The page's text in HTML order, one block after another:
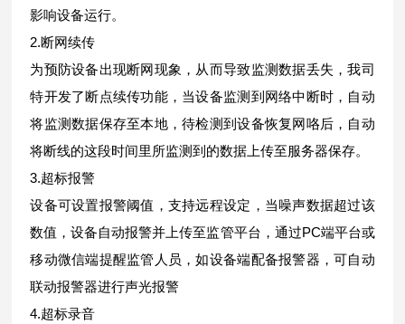
影响设备运行。
2.断网续传
为预防设备出现断网现象，从而导致监测数据丢失，我司
特开发了断点续传功能，当设备监测到网络中断时，自动
将监测数据保存至本地，待检测到设备恢复网咯后，自动
将断线的这段时间里所监测到的数据上传至服务器保存。
3.超标报警
设备可设置报警阈值，支持远程设定，当噪声数据超过该
数值，设备自动报警并上传至监管平台，通过PC端平台或
移动微信端提醒监管人员，如设备端配备报警器，可自动
联动报警器进行声光报警
4.超标录音